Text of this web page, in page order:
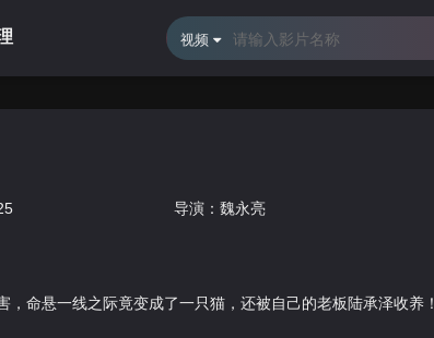
体育直播 留言
视频
导演：魏永亮
悬一线之际竟变成了一只猫，还被自己的老板陆承泽收养！